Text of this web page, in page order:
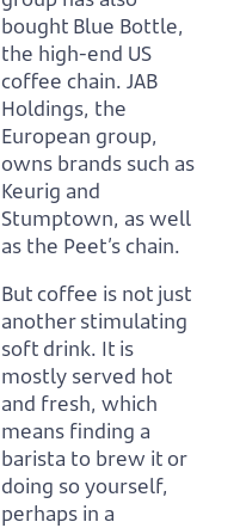
bought Blue Bottle,
the high-end US
coffee chain. JAB
Holdings, the
European group,
owns brands such as
Keurig and
Stumptown, as well
as the Peet’s chain.
But coffee is not just
another stimulating
soft drink. It is
mostly served hot
and fresh, which
means finding a
barista to brew it or
doing so yourself,
perhaps in a